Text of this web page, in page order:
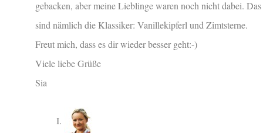
gebacken, aber meine Lieblinge waren noch nicht dabei. Das
sind nämlich die Klassiker: Vanillekipferl und Zimtsterne.
Freut mich, dass es dir wieder besser geht:-)
Viele liebe Grüße
Sia